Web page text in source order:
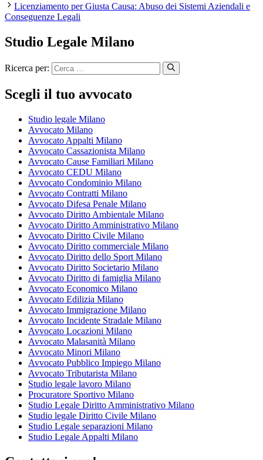
Licenziamento per Giusta Causa: Abuso dei Sistemi Aziendali e
Conseguenze Legali
Studio Legale Milano
Ricerca per:
Scegli il tuo avvocato
Studio legale Milano
Avvocato Milano
Avvocato Appalti Milano
Avvocato Cassazionista Milano
Avvocato Cause Familiari Milano
Avvocato CEDU Milano
Avvocato Condominio Milano
Avvocato Contratti Milano
Avvocato Difesa Penale Milano
Avvocato Diritto Ambientale Milano
Avvocato Diritto Amministrativo Milano
Avvocato Diritto Civile Milano
Avvocato Diritto commerciale Milano
Avvocato Diritto dello Sport Milano
Avvocato Diritto Societario Milano
Avvocato Diritto di famiglia Milano
Avvocato Economico Milano
Avvocato Edilizia Milano
Avvocato Immigrazione Milano
Avvocato Incidente Stradale Milano
Avvocato Locazioni Milano
Avvocato Malasanità Milano
Avvocato Minori Milano
Avvocato Pubblico Impiego Milano
Avvocato Tributarista Milano
Studio legale lavoro Milano
Procuratore Sportivo Milano
Studio Legale Diritto Amministrativo Milano
Studio legale Diritto Civile Milano
Studio Legale separazioni Milano
Studio Legale Appalti Milano